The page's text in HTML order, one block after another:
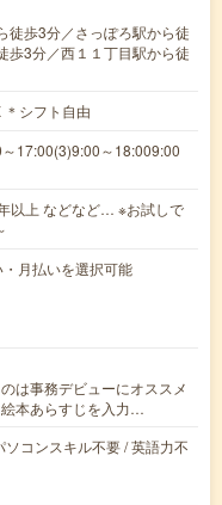
徒歩3分／さっぽろ駅から徒
歩3分／西１１丁目駅から徒
シフト自由
17:00(3)9:00～18:009:00
以上 などなど… ※お試しで
月払いを選択可能
は事務デビューにオススメ
本あらすじを入力…
コンスキル不要 / 英語力不